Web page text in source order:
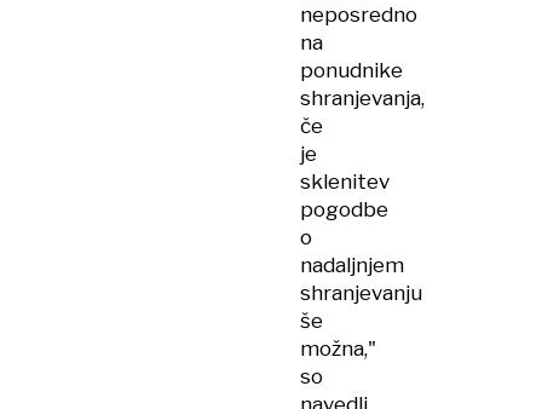
neposredno
na
ponudnike
shranjevanja,
če
je
sklenitev
pogodbe
o
nadaljnjem
shranjevanju
še
možna,"
so
navedli.